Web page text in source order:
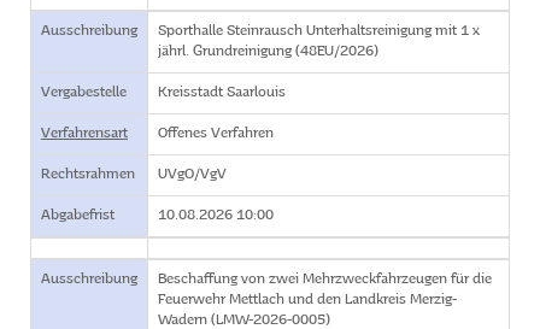
Ausschreibung
Sporthalle Steinrausch Unterhaltsreinigung mit 1 x
jährl. Grundreinigung (48EU/2026)
Vergabestelle Kreisstadt Saarlouis
Verfahrensart Offenes Verfahren
Rechtsrahmen UVgO/VgV
Abgabefrist 10.08.2026 10:00
Ausschreibung
Beschaffung von zwei Mehrzweckfahrzeugen für die
Feuerwehr Mettlach und den Landkreis Merzig-
Wadern (LMW-2026-0005)